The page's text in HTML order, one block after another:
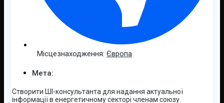
Місцезнаходження: Європа
Мета:
Створити ШІ-консультанта для надання актуальної
інформації в енергетичному секторі членам союзу.